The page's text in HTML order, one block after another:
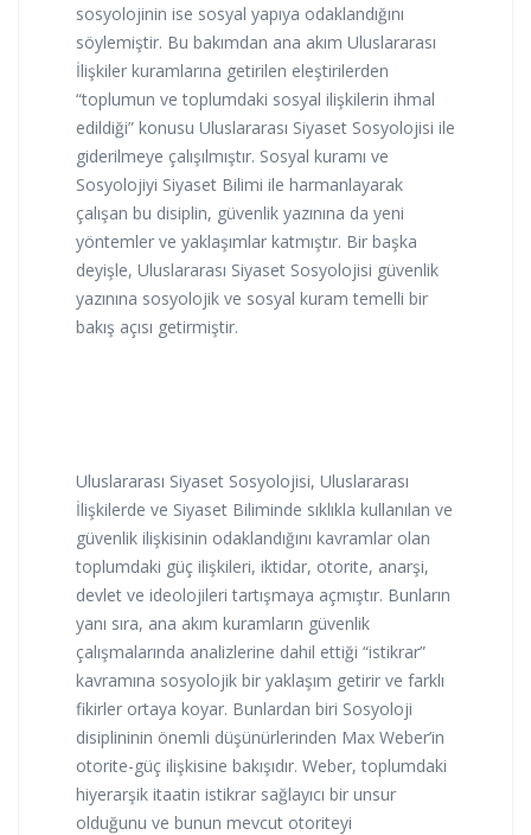
sosyolojinin ise sosyal yapıya odaklandığını
söylemiştir. Bu bakımdan ana akım Uluslararası
İlişkiler kuramlarına getirilen eleştirilerden
“toplumun ve toplumdaki sosyal ilişkilerin ihmal
edildiği” konusu Uluslararası Siyaset Sosyolojisi ile
giderilmeye çalışılmıştır. Sosyal kuramı ve
Sosyolojiyi Siyaset Bilimi ile harmanlayarak
çalışan bu disiplin, güvenlik yazınına da yeni
yöntemler ve yaklaşımlar katmıştır. Bir başka
deyişle, Uluslararası Siyaset Sosyolojisi güvenlik
yazınına sosyolojik ve sosyal kuram temelli bir
bakış açısı getirmiştir.
Uluslararası Siyaset Sosyolojisi, Uluslararası
İlişkilerde ve Siyaset Biliminde sıklıkla kullanılan ve
güvenlik ilişkisinin odaklandığını kavramlar olan
toplumdaki güç ilişkileri, iktidar, otorite, anarşi,
devlet ve ideolojileri tartışmaya açmıştır. Bunların
yanı sıra, ana akım kuramların güvenlik
çalışmalarında analizlerine dahil ettiği “istikrar”
kavramına sosyolojik bir yaklaşım getirir ve farklı
fikirler ortaya koyar. Bunlardan biri Sosyoloji
disiplininin önemli düşünürlerinden Max Weber’in
otorite-güç ilişkisine bakışıdır. Weber, toplumdaki
hiyerarşik itaatin istikrar sağlayıcı bir unsur
olduğunu ve bunun mevcut otoriteyi